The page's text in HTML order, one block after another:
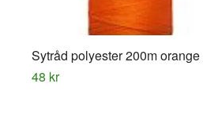
Sytråd polyester 200m orange
48 kr